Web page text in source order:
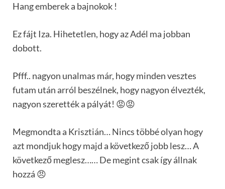
Hang emberek a bajnokok !
Ez fájt Iza. Hihetetlen, hogy az Adél ma jobban
dobott.
Pfff.. nagyon unalmas már, hogy minden vesztes
futam után arról beszélnek, hogy nagyon élvezték,
nagyon szerették a pályát! 😡😡
Megmondta a Krisztián… Nincs többé olyan hogy
azt mondjuk hogy majd a következő jobb lesz… A
következő meglesz…… De megint csak így állnak
hozzá 😠